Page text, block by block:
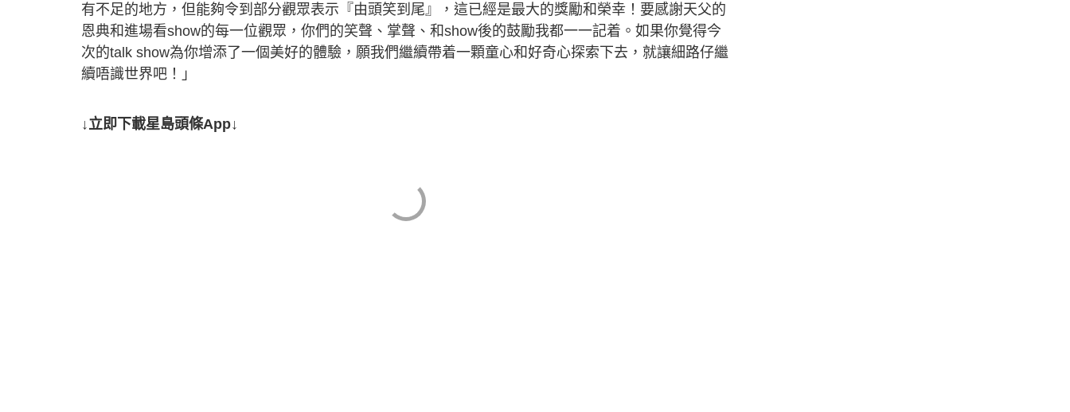
有不足的地方，但能夠令到部分觀眾表示『由頭笑到尾』，這已經是最大的獎勵和榮幸！要感謝天父的
恩典和進場看show的每一位觀眾，你們的笑聲、掌聲、和show後的鼓勵我都一一記着。如果你覺得今
次的talk show為你增添了一個美好的體驗，願我們繼續帶着一顆童心和好奇心探索下去，就讓細路仔繼
續唔識世界吧！」
↓立即下載星島頭條App↓